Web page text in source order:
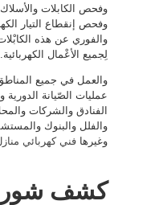
وفحص الكابلات والأسلاك
وفحص إنقطاع التيار
والفوري عن هذه
لِجميع الأعْمال الكهربائية.
والعمل في جميع
عمليات الصّيانة الدورية
الفنادق والشركات
والفلل والبنوك
وغيرها فني كهربائي
كشف